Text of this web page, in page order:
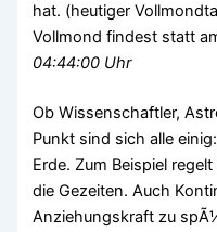
hat. (heutiger
Vollmond findest statt
04:44:00 Uhr
Ob Wissenschaftler,
Punkt sind sich alle
Erde. Zum Beispiel
die Gezeiten. Auch
Anziehungskraft zu